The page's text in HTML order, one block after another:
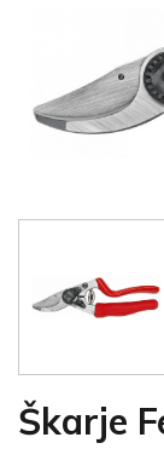
Škarje